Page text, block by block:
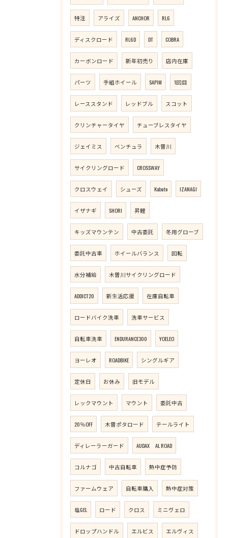
特注 アライズ ANCHOR RL6
ディスクロード RL6D DT COBRA
カーボンロード 新年初売り 店内在庫
パーツ 手組ホイール SAPIM 1回目
レーススタンド レッドブル スコット
クリンチャータイヤ チューブレスタイヤ
ジェイミス ベンチュラ 木曽川
サイクリングロード CROSSWAY
クロスウェイ シューズ Kabuto IZANAGI
イザナギ SHORI 昇鯉
キッズマウンテン 中古委託 冬用グローブ
委託中古車 ホイールバランス 回転
水分補給 木曽川サイクリングロード
ADDICT20 新生活応援 在庫自転車
ロードバイク洗車 洗車サービス
自転車洗車 ENDURANCE300 YOELEO
ヨーレオ ROADBIKE シングルギア
定休日 お休み 旧モデル
レックマウント マウント 委託中古
20％OFF 木曽ポタロード テールライト
ディレーラーガード AUDAX AL ROAD
コルナゴ 中古自転車 熱中症予防
ファームウェア 自転車購入 熱中症対策
塩GEL ロード クロス ミニヴェロ
ドロップハンドル エルビス エルヴィス